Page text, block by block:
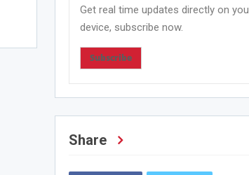
Get real time updates directly on you
device, subscribe now.
Subscribe
Share